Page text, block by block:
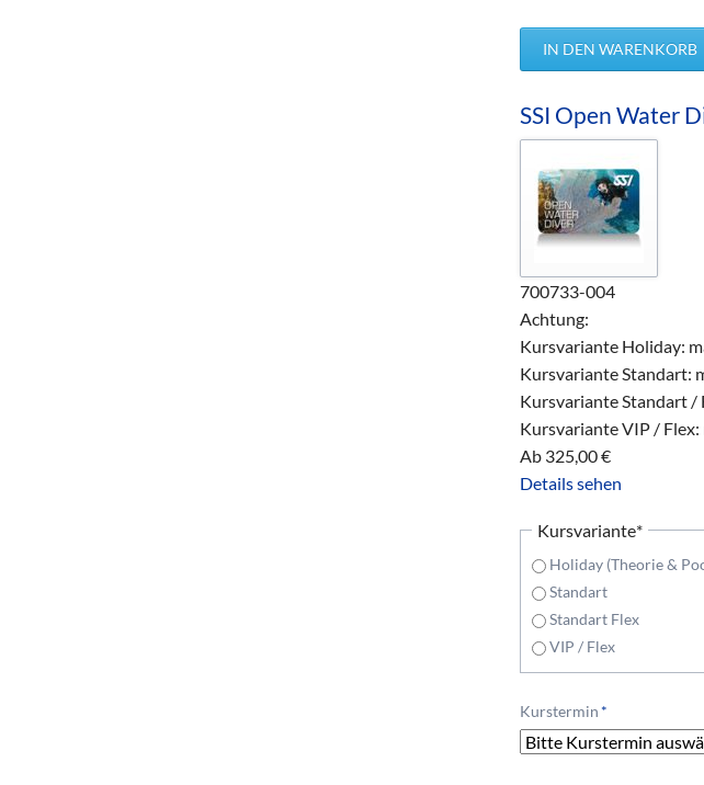
SSI Open Water
700733-004
Achtung:
Kursvariante Holiday:
Kursvariante Standart:
Kursvariante Standart /
Kursvariante VIP / Flex:
Ab 325,00€
Details sehen
Pflichtfeld
Kursvariante*
Holiday (Theorie &
Standart
Standart Flex
VIP / Flex
Pflichtfeld
Kurstermin *